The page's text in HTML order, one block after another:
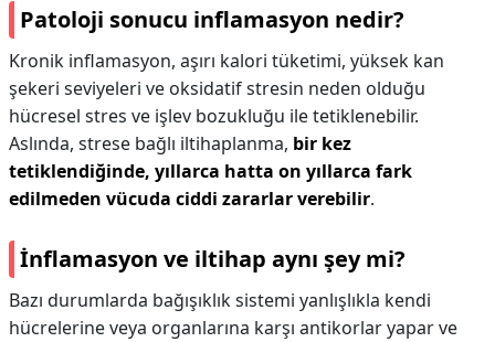
Patoloji sonucu inflamasyon nedir?
Kronik inflamasyon, aşırı kalori tüketimi, yüksek kan
şekeri seviyeleri ve oksidatif stresin neden olduğu
hücresel stres ve işlev bozukluğu ile tetiklenebilir.
Aslında, strese bağlı iltihaplanma, bir kez
tetiklendiğinde, yıllarca hatta on yıllarca fark
edilmeden vücuda ciddi zararlar verebilir.
İnflamasyon ve iltihap aynı şey mi?
Bazı durumlarda bağışıklık sistemi yanlışlıkla kendi
hücrelerine veya organlarına karşı antikorlar yapar ve